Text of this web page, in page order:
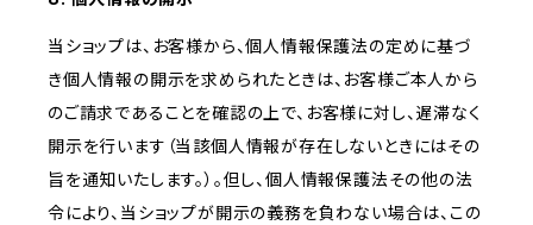
当ショップは、お客様から、個人情報保護法の定めに基づ
き個人情報の開示を求められたときは、お客様ご本人から
のご請求であることを確認の上で、お客様に対し、遅滞なく
開示を行います（当該個人情報が存在しないときにはその
旨を通知いたします。）。但し、個人情報保護法その他の法
令により、当ショップが開示の義務を負わない場合は、この